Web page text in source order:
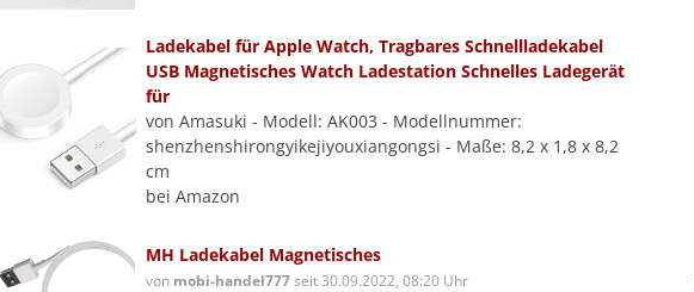
Ladekabel für Apple Watch, Tragbares Schnellladekabel
USB Magnetisches Watch Ladestation Schnelles Ladegerät
für
von Amasuki - Modell: AK003 - Modellnummer:
shenzhenshirongyikejiyouxiangongsi - Maße: 8,2 x 1,8 x 8,2
cm
bei Amazon
MH Ladekabel Magnetisches
von mobi-handel777seit 30.09.2022, 08:20 Uhr